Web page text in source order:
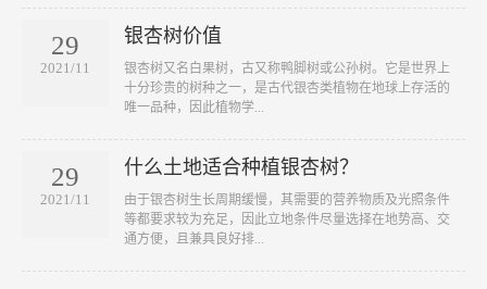
29
2021/11
银杏树价值
​银杏树又名白果树，古又称鸭脚树或公孙树。它是世界上
十分珍贵的树种之一，是古代银杏类植物在地球上存活的
唯一品种，因此植物学...
29
2021/11
什么土地适合种植银杏树？
​由于银杏树生长周期缓慢，其需要的营养物质及光照条件
等都要求较为充足，因此立地条件尽量选择在地势高、交
通方便，且兼具良好排...